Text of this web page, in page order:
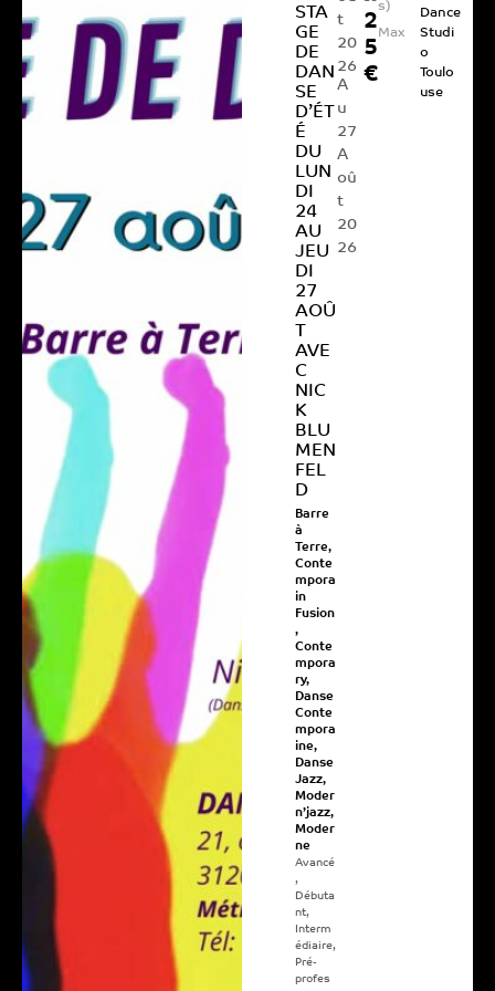
STA
GE
DE
DAN
SE
D’ÉT
É
DU
LUN
DI
24
AU
JEU
DI
27
AOÛ
T
AVE
C
NIC
K
BLU
MEN
FEL
D
Barre
à
Terre,
Conte
mpora
in
Fusion
,
Conte
mpora
ry,
Danse
Conte
mpora
ine,
Danse
Jazz,
Moder
n’jazz,
Moder
ne
Avancé
,
Débuta
nt,
Interm
édiaire,
Pré-
profes
t
20
26
A
u
27
A
oû
t
20
26
2
5
€
s)
Max
Dance
Studi
o
Toulo
use